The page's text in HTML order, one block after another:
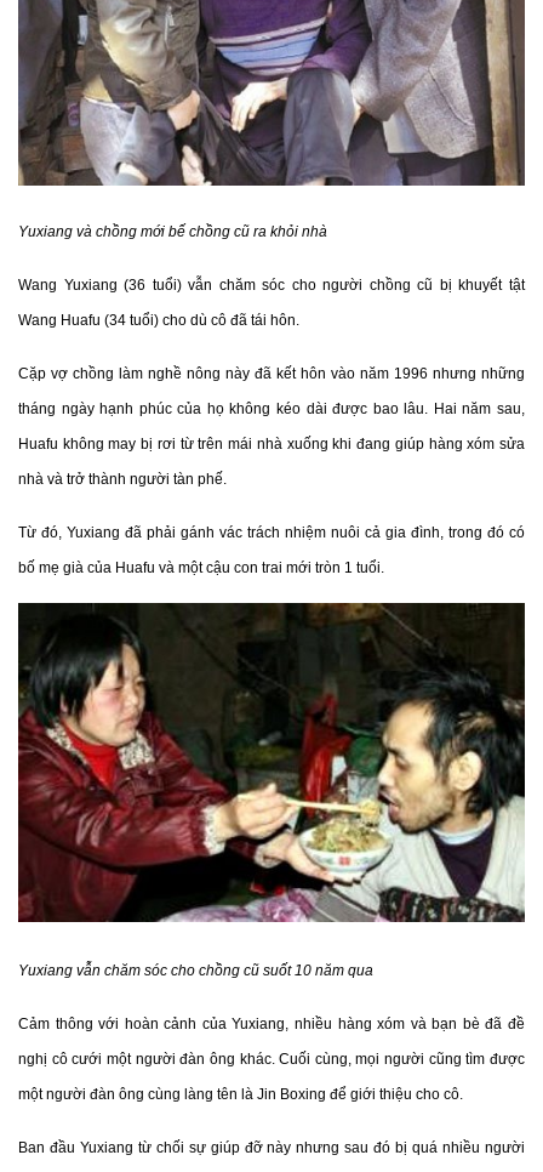
Yuxiang và chồng mới bế chồng cũ ra khỏi nhà
Wang Yuxiang (36 tuổi) vẫn chăm sóc cho người chồng cũ bị khuyết tật
Wang Huafu (34 tuổi) cho dù cô đã tái hôn.
Cặp vợ chồng làm nghề nông này đã kết hôn vào năm 1996 nhưng những
tháng ngày hạnh phúc của họ không kéo dài được bao lâu. Hai năm sau,
Huafu không may bị rơi từ trên mái nhà xuống khi đang giúp hàng xóm sửa
nhà và trở thành người tàn phế.
Từ đó, Yuxiang đã phải gánh vác trách nhiệm nuôi cả gia đình, trong đó có
bố mẹ già của Huafu và một cậu con trai mới tròn 1 tuổi.
Yuxiang vẫn chăm sóc cho chồng cũ suốt 10 năm qua
Cảm thông với hoàn cảnh của Yuxiang, nhiều hàng xóm và bạn bè đã đề
nghị cô cưới một người đàn ông khác. Cuối cùng, mọi người cũng tìm được
một người đàn ông cùng làng tên là Jin Boxing để giới thiệu cho cô.
Ban đầu Yuxiang từ chối sự giúp đỡ này nhưng sau đó bị quá nhiều người